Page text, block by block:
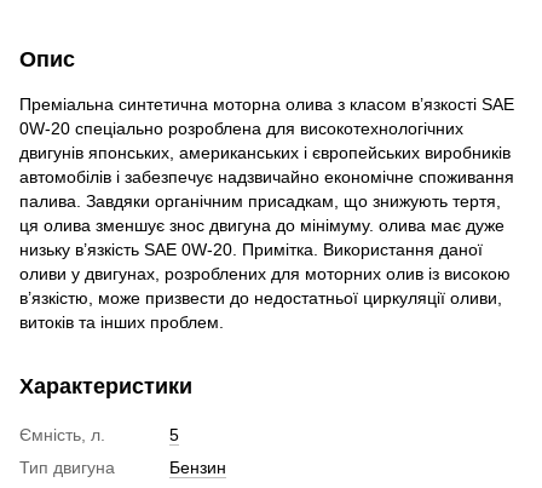
Опис
Преміальна синтетична моторна олива з класом в’язкості SAE
0W-20 спеціально розроблена для високотехнологічних
двигунів японських, американських і європейських виробників
автомобілів і забезпечує надзвичайно економічне споживання
палива. Завдяки органічним присадкам, що знижують тертя,
ця олива зменшує знос двигуна до мінімуму. олива має дуже
низьку в’язкість SAE 0W-20. Примітка. Використання даної
оливи у двигунах, розроблених для моторних олив із високою
в’язкістю, може призвести до недостатньої циркуляції оливи,
витоків та інших проблем.
Характеристики
Ємність, л.
5
Тип двигуна
Бензин